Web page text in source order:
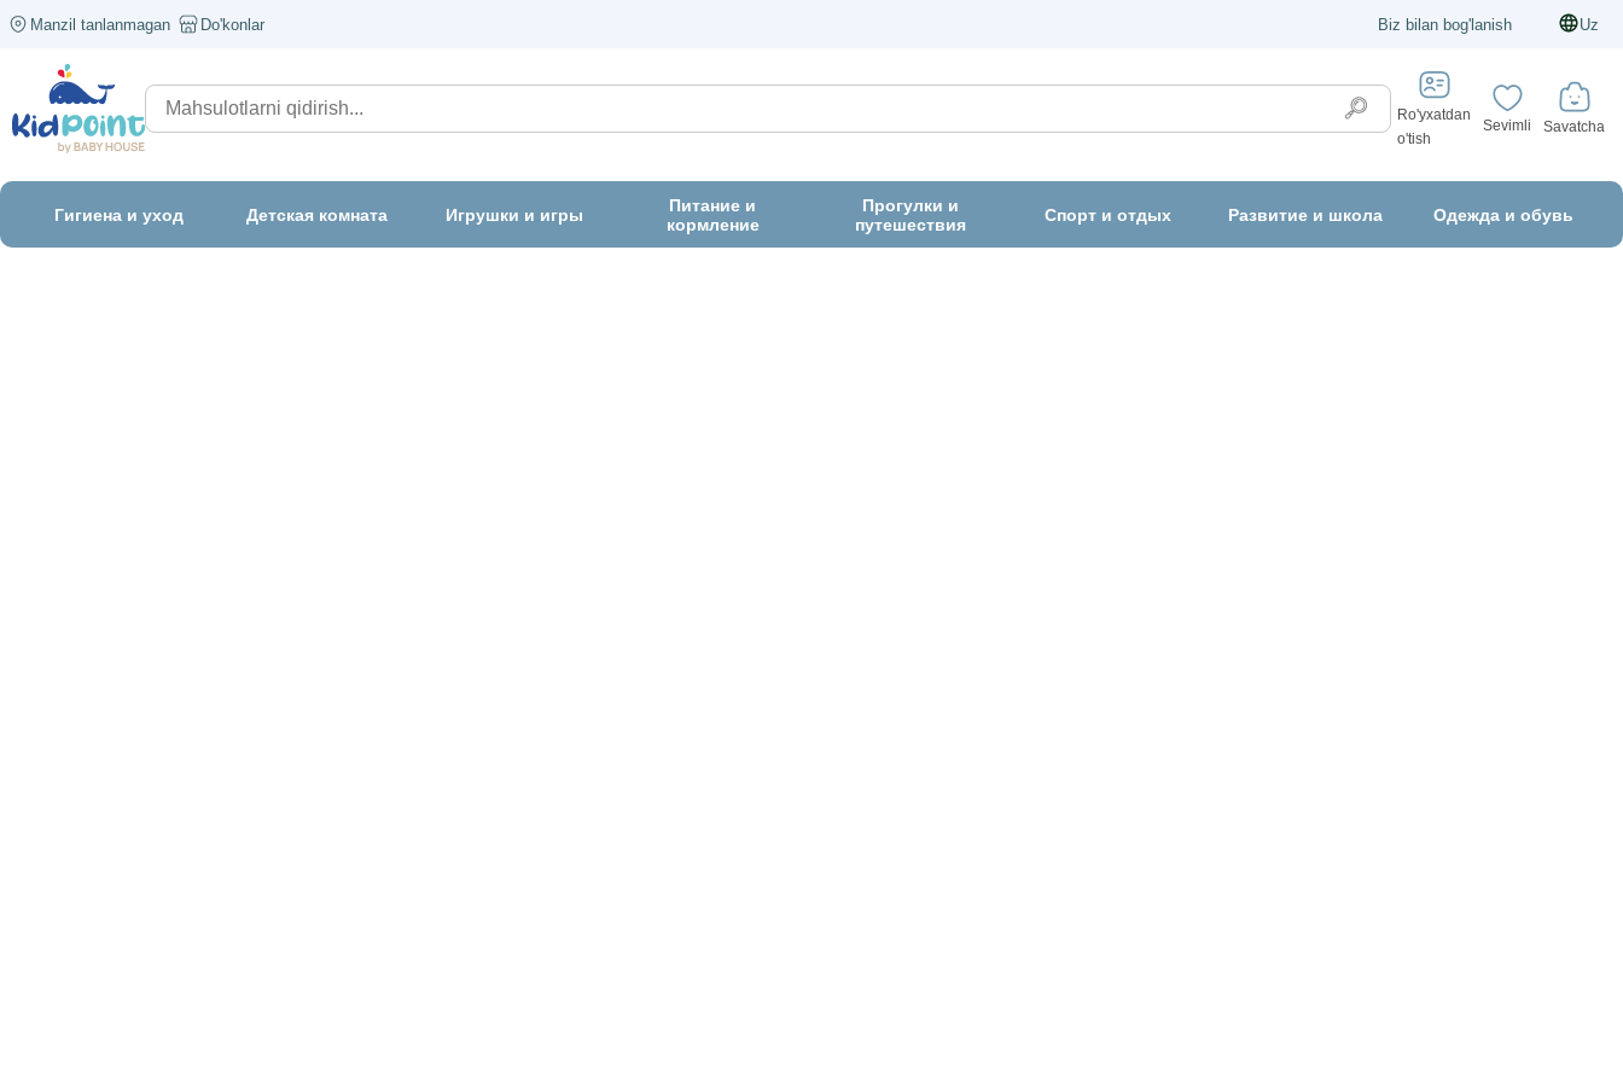
Manzil tanlanmagan Do'konlar Biz bilan bog'lanish Uz
Ro'yxatdan
o'tish
Sevimli Savatcha
Гигиена и уход Детская комната Игрушки и игры
Питание и
кормление
Прогулки и
путешествия
Спорт и отдых Развитие и школа Одежда и обувь